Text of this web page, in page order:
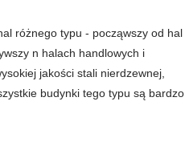
różnego typu - począwszy od hal
n halach handlowych i
jakości stali nierdzewnej,
budynki tego typu są bardzo